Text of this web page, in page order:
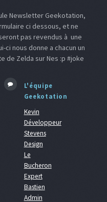
Newsletter Geekotation,
ci dessous, et ne
pas revendus à une
ci nous donne a chacun un
de Zelda sur Nes :p #joke
L'équipe
Geekotation
Kevin
Développeur
Stevens
Design
Le
Bucheron
Expert
Bastien
Admin